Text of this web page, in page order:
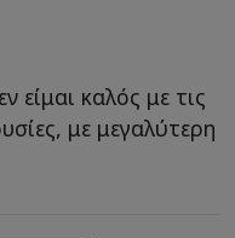
είμαι καλός με τις
με μεγαλύτερη